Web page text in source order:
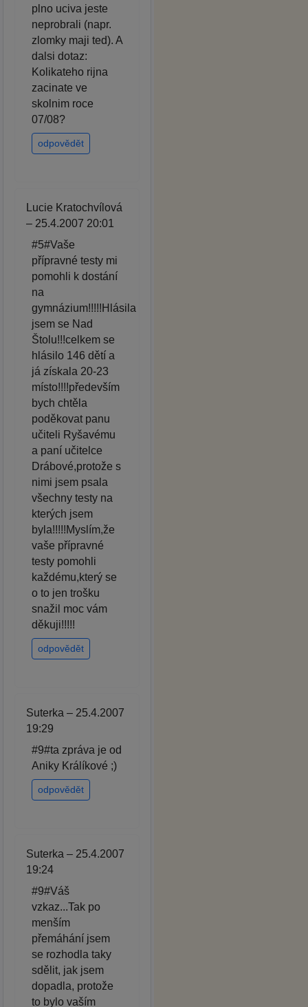
plno uciva jeste
neprobrali (napr.
zlomky maji ted). A
dalsi dotaz:
Kolikateho rijna
zacinate ve
skolnim roce
07/08?
odpovědět
Lucie Kratochvílová
– 25.4.2007 20:01
#5#Vaše
přípravné testy mi
pomohli k dostání
na
gymnázium!!!!!Hlásila
jsem se Nad
Štolu!!!celkem se
hlásilo 146 dětí a
já získala 20-23
místo!!!!především
bych chtěla
poděkovat panu
učiteli Ryšavému
a paní učitelce
Drábové,protože s
nimi jsem psala
všechny testy na
kterých jsem
byla!!!!!Myslím,že
vaše přípravné
testy pomohli
každému,který se
o to jen trošku
snažil moc vám
děkuji!!!!!
odpovědět
Suterka – 25.4.2007
19:29
#9#ta zpráva je od
Aniky Králíkové ;)
odpovědět
Suterka – 25.4.2007
19:24
#9#Váš
vzkaz...Tak po
menším
přemáhání jsem
se rozhodla taky
sdělit, jak jsem
dopadla, protože
to bylo vaším